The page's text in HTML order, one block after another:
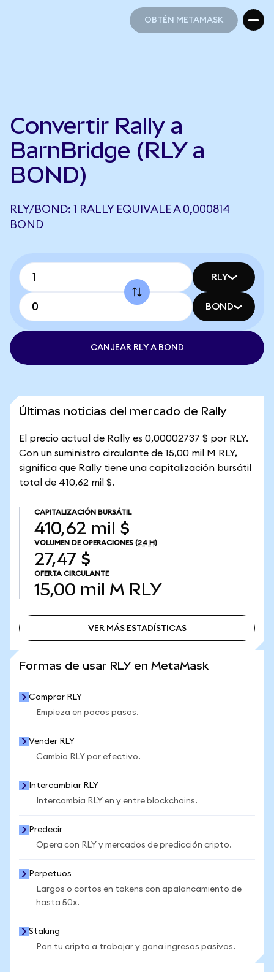
OBTÉN METAMASK
Convertir Rally a
BarnBridge (RLY a
BOND)
RLY/BOND: 1 RALLY EQUIVALE A 0,000814
BOND
RLY
BOND
CANJEAR RLY A BOND
Últimas noticias del mercado de Rally
El precio actual de Rally es 0,00002737 $ por RLY.
Con un suministro circulante de 15,00 mil M RLY,
significa que Rally tiene una capitalización bursátil
total de 410,62 mil $.
CAPITALIZACIÓN BURSÁTIL
410,62 mil $
VOLUMEN DE OPERACIONES (24 H)
27,47 $
OFERTA CIRCULANTE
15,00 mil M RLY
VER MÁS ESTADÍSTICAS
Formas de usar RLY en MetaMask
Comprar RLY
Empieza en pocos pasos.
Vender RLY
Cambia RLY por efectivo.
Intercambiar RLY
Intercambia RLY en y entre blockchains.
Predecir
Opera con RLY y mercados de predicción cripto.
Perpetuos
Largos o cortos en tokens con apalancamiento de
hasta 50x.
Staking
Pon tu cripto a trabajar y gana ingresos pasivos.